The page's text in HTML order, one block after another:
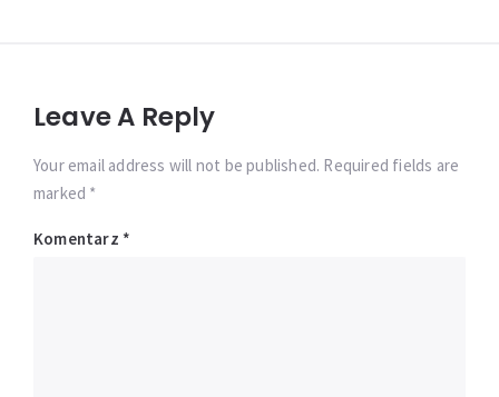
Leave A Reply
Your email address will not be published. Required fields are
marked *
Komentarz *